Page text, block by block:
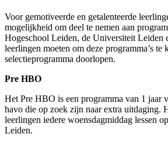
Voor gemotiveerde en getalenteerde
mogelijkheid om deel te nemen aan
Hogeschool Leiden, de Universiteit Leiden
leerlingen moeten om deze programma’s te
selectieprogramma doorlopen.
Pre HBO
Het Pre HBO is een programma van 1 jaar
havo die op zoek zijn naar extra uitdaging.
leerlingen iedere woensdagmiddag lessen
Leiden.